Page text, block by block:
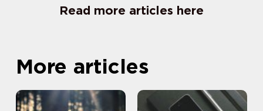
Read more articles here
More articles